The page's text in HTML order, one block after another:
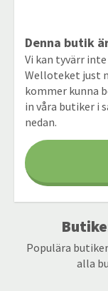
Denna butik
Vi kan tyvärr
Welloteket just
kommer kunna
in våra butiker i
nedan.
Populära
alla